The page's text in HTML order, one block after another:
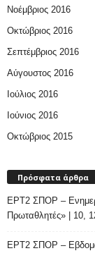
Νοέμβριος 2016
Οκτώβριος 2016
Σεπτέμβριος 2016
Αύγουστος 2016
Ιούλιος 2016
Ιούνιος 2016
Οκτώβριος 2015
Πρόσφατα άρθρα
ΕΡΤ2 ΣΠΟΡ –
Πρωταθλητές» | 10,
ΕΡΤ2 ΣΠΟΡ –